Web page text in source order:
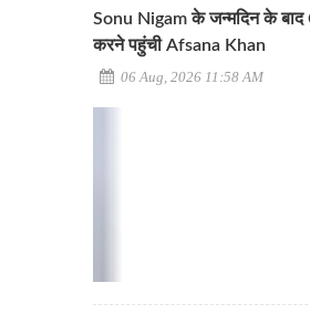
Sonu Nigam के जन्मदिन के
करने पहुंची Afsana Khan
06 Aug, 2026 11:58 AM